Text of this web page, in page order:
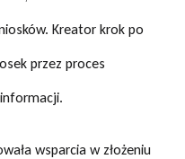
Kreator krok po
przez proces
wsparcia w złożeniu